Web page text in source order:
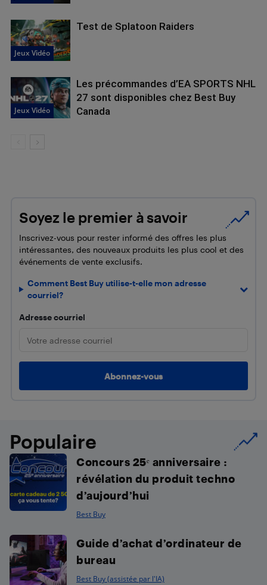
Jeux Vidéo
Test de Splatoon Raiders
Jeux Vidéo
Les précommandes d’EA SPORTS NHL
27 sont disponibles chez Best Buy
Canada
Soyez le premier à savoir
Inscrivez-vous pour rester informé des offres les plus
intéressantes, des nouveaux produits les plus cool et des
événements de vente exclusifs.
Comment Best Buy utilise-t-elle mon adresse
courriel?
Adresse courriel
Populaire
Concours 25ᵉ anniversaire :
révélation du produit techno
d’aujourd’hui
Best Buy
Guide d’achat d’ordinateur de
bureau
Best Buy (assistée par l'IA)